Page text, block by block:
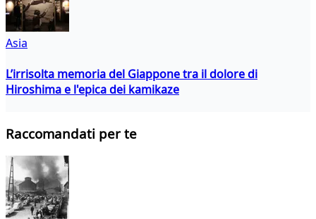
Asia
L’irrisolta memoria del Giappone tra il dolore di
Hiroshima e l'epica dei kamikaze
Raccomandati per te